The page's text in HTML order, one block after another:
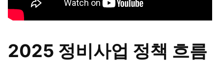
2025 정비사업 정책 흐름